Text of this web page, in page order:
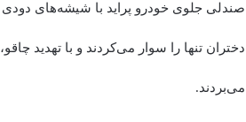
صندلی جلوی خودرو پراید با شیشه‌های
دختران تنها را سوار می‌کردند و با تهدید
می‌بردند.